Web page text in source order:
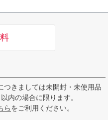
つきましては未開封・未使用品
内の場合に限ります。
らをご利用ください。